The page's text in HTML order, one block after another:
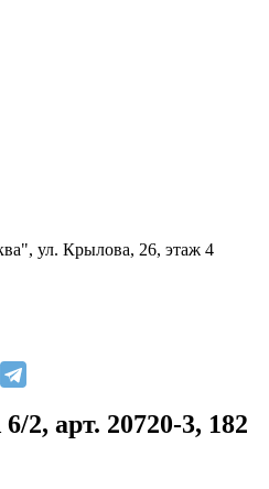
ул. Крылова, 26, этаж 4
арт. 20720-3, 182